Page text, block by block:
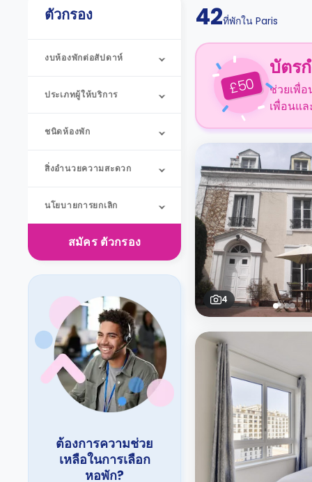
ตัวกรอง
งบห้องพักต่อสัปดาห์
ประเภทผู้ให้บริการ
ชนิดห้องพัก
สิ่งอำนวยความสะดวก
นโยบายการยกเลิก
สมัคร ตัวกรอง
ต้องการความช่วย
เหลือในการเลือก
หอพัก?
42ที่พักใน Paris
£50
บัตร
ช่วยเพื่
เพื่อนแ
4